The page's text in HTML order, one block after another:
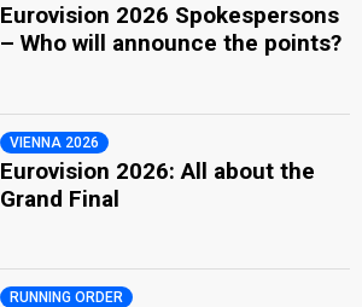
Eurovision 2026 Spokespersons
– Who will announce the points?
VIENNA 2026
Eurovision 2026: All about the
Grand Final
RUNNING ORDER